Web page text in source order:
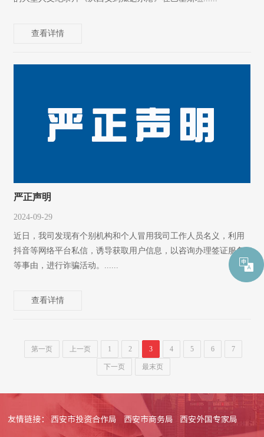
查看详情
严正声明
2024-09-29
近日，我司发现有个别机构和个人冒用我司工作人员名义，利用
抖音等网络平台私信，诱导获取用户信息，以咨询办理签证服务
等事由，进行诈骗活动。......
查看详情
第一页 上一页 1 2 3 4 5 6 7
下一页 最末页
友情链接： 西安市投资合作局 西安市商务局 西安外国专家局